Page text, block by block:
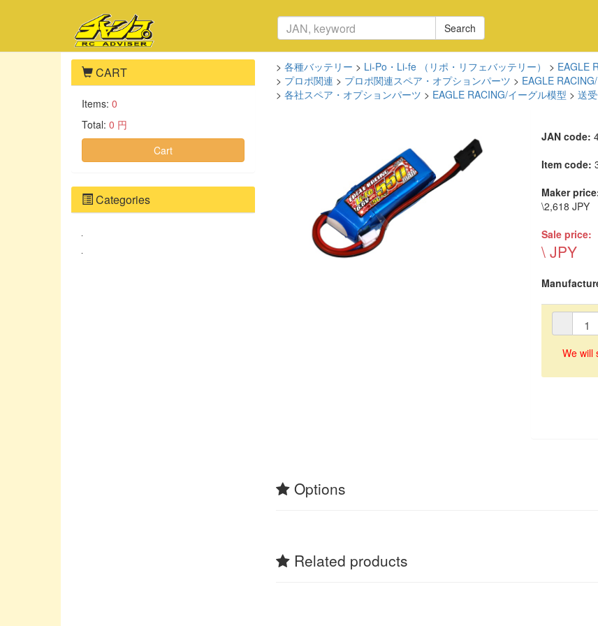
Search
> 各種バッテリー > Li-Po・Li-fe （リポ・リフェバッテリー） > EAGLE
> プロポ関連 > プロポ関連スペア・オプションパーツ > EAGLE
> 各社スペア・オプションパーツ > EAGLE RACING/イーグル模型 > 送
JAN code:
Item code:
Maker
\2,618 JPY
Sale price:
\ JPY
We will
Options
Related products
CART
Items: 0
Total: 0 円
Cart
Categories